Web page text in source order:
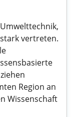
vertreten.
Region an
Wissenschaft